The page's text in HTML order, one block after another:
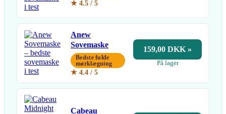
★ 4.5 / 5
Anew
Sovemaske
Bedste fulde
mørklægning
★ 4.4 / 5
159,00 DKK »
På lager
Cabeau